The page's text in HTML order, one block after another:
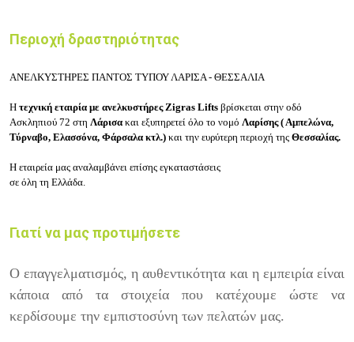
Περιοχή δραστηριότητας
ΑΝΕΛΚΥΣΤΗΡΕΣ ΠΑΝΤΟΣ ΤΥΠΟΥ ΛΑΡΙΣΑ - ΘΕΣΣΑΛΙΑ
Η τεχνική εταιρία με ανελκυστήρες Zigras Lifts βρίσκεται στην οδό
Ασκληπιού 72 στη Λάρισα και εξυπηρετεί όλο το νομό Λαρίσης ( Αμπελώνα,
Τύρναβο, Ελασσόνα, Φάρσαλα κτλ.) και την ευρύτερη περιοχή της Θεσσαλίας.
Η εταιρεία μας αναλαμβάνει επίσης εγκαταστάσεις
σε όλη τη Ελλάδα.
Γιατί να μας προτιμήσετε
Ο επαγγελματισμός, η αυθεντικότητα και η εμπειρία είναι
κάποια από τα στοιχεία που κατέχουμε ώστε να
κερδίσουμε την εμπιστοσύνη των πελατών μας.